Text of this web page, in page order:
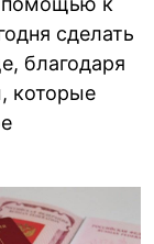
сделать
благодаря
которые